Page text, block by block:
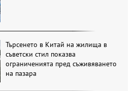
Търсенето в Китай на жилища в
съветски стил показва
ограниченията пред съживяването
на пазара